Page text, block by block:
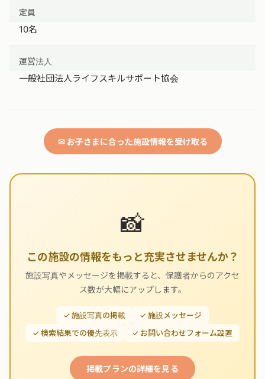
定員
10名
運営法人
一般社団法人ライフスキルサポート協会
✉ お子さまに合った施設情報を受け取る
📸
この施設の情報をもっと充実させませんか？
施設写真やメッセージを掲載すると、保護者からのアクセ
ス数が大幅にアップします。
✓ 施設写真の掲載
✓ 施設メッセージ
✓ 検索結果での優先表示
✓ お問い合わせフォーム設置
掲載プランの詳細を見る